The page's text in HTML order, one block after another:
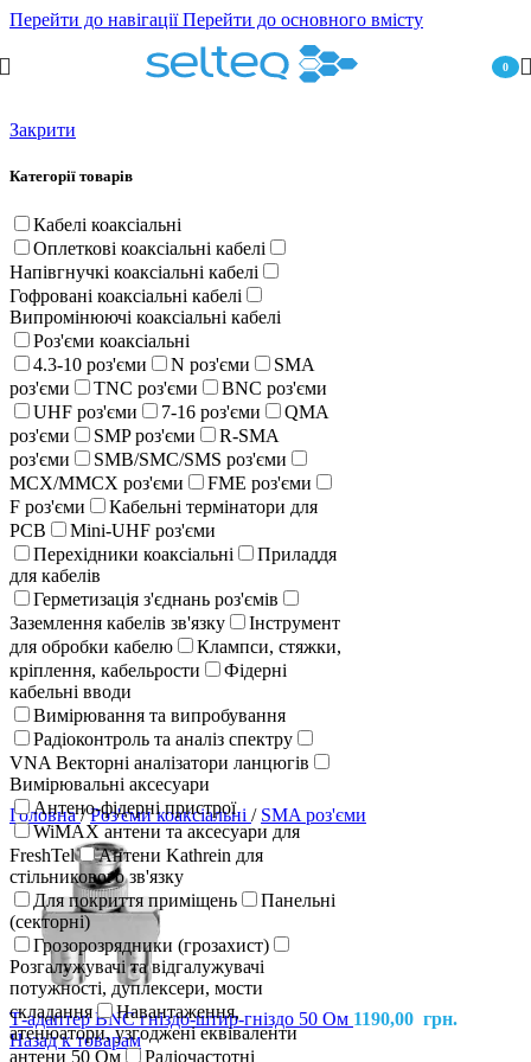
Перейти до навігаціїПерейти до основного вмісту
0
Закрити
Категорії товарів
Кабелі коаксіальні
Оплеткові коаксіальні кабелі
Напівгнучкі коаксіальні кабелі
Гофровані коаксіальні кабелі
Випромінюючі коаксіальні кабелі
Роз'єми коаксіальні
4.3-10 роз'єми
N роз'єми
SMA
роз'єми
TNC роз'єми
BNC роз'єми
UHF роз'єми
7-16 роз'єми
QMA
роз'єми
SMP роз'єми
R-SMA
роз'єми
SMB/SMC/SMS роз'єми
MCX/MMCX роз'єми
FME роз'єми
F роз'єми
Кабельні термінатори для
PCB
Mini-UHF роз'єми
Перехідники коаксіальні
Приладдя
для кабелів
Герметизація з'єднань роз'ємів
Заземлення кабелів зв'язку
Інструмент
для обробки кабелю
Клампси, стяжки,
кріплення, кабельрости
Фідерні
кабельні вводи
Вимірювання та випробування
Радіоконтроль та аналіз спектру
VNA Векторні аналізатори ланцюгів
Вимірювальні аксесуари
Антено-фідерні пристрої
WiMAX антени та аксесуари для
FreshTel
Антени Kathrein для
стільникового зв'язку
Для покриття приміщень
Панельні
(секторні)
Грозорозрядники (грозахист)
Розгалужувачі та відгалужувачі
потужності, дуплексери, мости
складання
Навантаження,
атенюатори, узгоджені еквіваленти
антени 50 Ом
Радіочастотні
Головна/ Роз'єми коаксіальні / SMA роз'єми
Т-адаптер BNC гніздо-штир-гніздо 50 Ом 1190,00 грн.
Назад к товарам